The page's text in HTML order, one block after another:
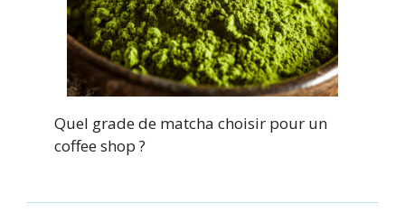
Quel grade de matcha choisir pour un
coffee shop ?